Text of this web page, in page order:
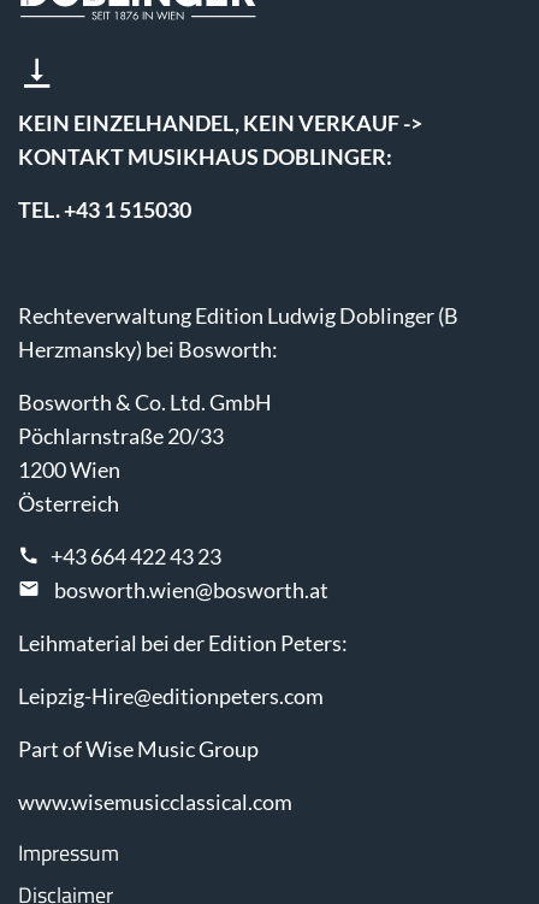
KEIN EINZELHANDEL, KEIN VERKAUF ->
KONTAKT MUSIKHAUS DOBLINGER:
TEL. +43 1 515030
Rechteverwaltung Edition Ludwig Doblinger (B
Herzmansky) bei Bosworth:
Bosworth & Co. Ltd. GmbH
Pöchlarnstraße 20/33
1200 Wien
Österreich
+43 664 422 43 23
bosworth.wien@bosworth.at
Leihmaterial bei der Edition Peters:
Leipzig-Hire@editionpeters.com
Part of Wise Music Group
www.wisemusicclassical.com
Impressum
Disclaimer